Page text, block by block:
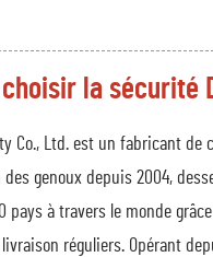
la sécurité
Co., Ltd. est un fabricant de
genoux depuis 2004,
pays à travers le monde
réguliers. Opérant